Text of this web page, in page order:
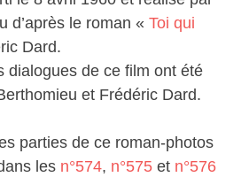
d’après le roman «Toi qui
Dard.
dialogues de ce film ont été
et Frédéric Dard.
parties de ce roman-photos
les n°574, n°575 et n°576